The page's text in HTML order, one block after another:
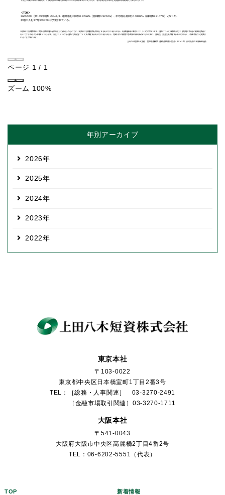
ページ 1 / 1
ズーム 100%
年別アーカイブ
2026
2025
2024
2023
2022
東京本社
〒103-0022
東京都中央区日本橋室町1丁目2番3号
TEL：［総務・人事関連］ 03-3270-2491
［金融市場取引関連］03-3270-1711
大阪本社
〒541-0043
大阪府大阪市中央区高麗橋2丁目4番2号
TEL：06-6202-5551（代表）
TOP 新着情報